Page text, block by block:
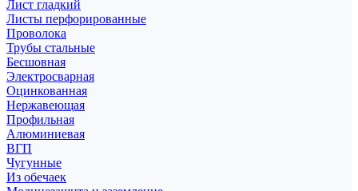
Лист гладкий
Листы перфорированные
Проволока
Трубы стальные
Бесшовная
Электросварная
Оцинкованная
Нержавеющая
Профильная
Алюминиевая
ВГП
Чугунные
Из обечаек